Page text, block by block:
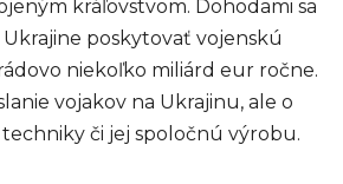
kráľovstvom. Dohodami sa
poskytovať vojenskú
niekoľko miliárd eur ročne.
vojakov na Ukrajinu, ale o
či jej spoločnú výrobu.